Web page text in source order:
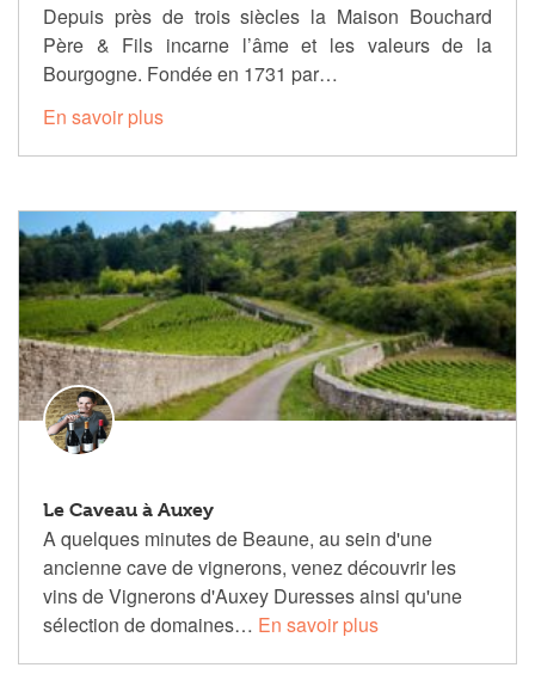
Depuis près de trois siècles la Maison Bouchard
Père & Fils incarne l’âme et les valeurs de la
Bourgogne. Fondée en 1731 par…
En savoir plus
Le Caveau à Auxey
A quelques minutes de Beaune, au sein d'une
ancienne cave de vignerons, venez découvrir les
vins de Vignerons d'Auxey Duresses ainsi qu'une
sélection de domaines… En savoir plus